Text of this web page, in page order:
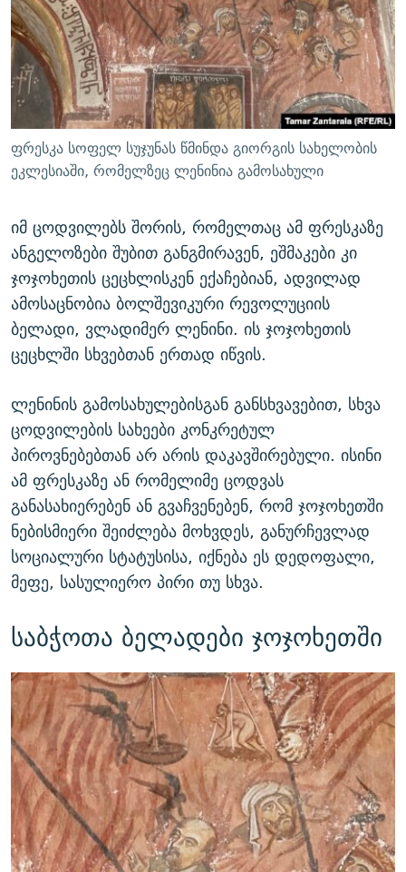
ფრესკა სოფელ სუჯუნას წმინდა გიორგის სახელობის
ეკლესიაში, რომელზეც ლენინია გამოსახული
იმ ცოდვილებს შორის, რომელთაც ამ ფრესკაზე
ანგელოზები შუბით განგმირავენ, ეშმაკები კი
ჯოჯოხეთის ცეცხლისკენ ექაჩებიან, ადვილად
ამოსაცნობია ბოლშევიკური რევოლუციის
ბელადი, ვლადიმერ ლენინი. ის ჯოჯოხეთის
ცეცხლში სხვებთან ერთად იწვის.
ლენინის გამოსახულებისგან განსხვავებით, სხვა
ცოდვილების სახეები კონკრეტულ
პიროვნებებთან არ არის დაკავშირებული. ისინი
ამ ფრესკაზე ან რომელიმე ცოდვას
განასახიერებენ ან გვაჩვენებენ, რომ ჯოჯოხეთში
ნებისმიერი შეიძლება მოხვდეს, განურჩევლად
სოციალური სტატუსისა, იქნება ეს დედოფალი,
მეფე, სასულიერო პირი თუ სხვა.
საბჭოთა ბელადები ჯოჯოხეთში